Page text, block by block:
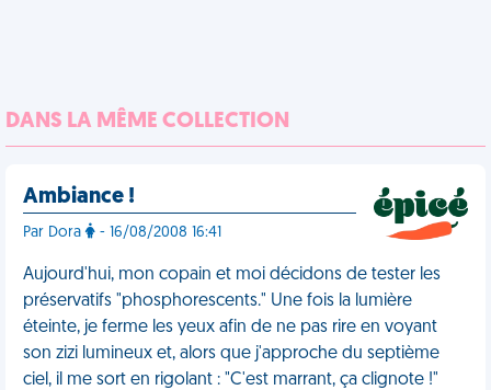
DANS LA MÊME COLLECTION
Ambiance !
Par Dora - 16/08/2008 16:41
Aujourd'hui, mon copain et moi décidons de tester les
préservatifs "phosphorescents." Une fois la lumière
éteinte, je ferme les yeux afin de ne pas rire en voyant
son zizi lumineux et, alors que j'approche du septième
ciel, il me sort en rigolant : "C'est marrant, ça clignote !"